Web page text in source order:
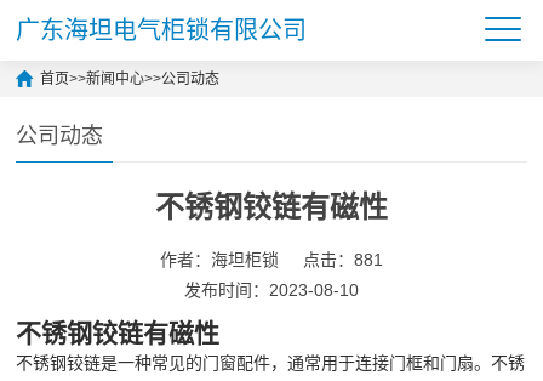
广东海坦电气柜锁有限公司
首页>>新闻中心>>公司动态
公司动态
不锈钢铰链有磁性
作者：海坦柜锁
点击：881
发布时间：2023-08-10
不锈钢铰链有磁性
不锈钢铰链是一种常见的门窗配件，通常用于连接门框和门扇。不锈